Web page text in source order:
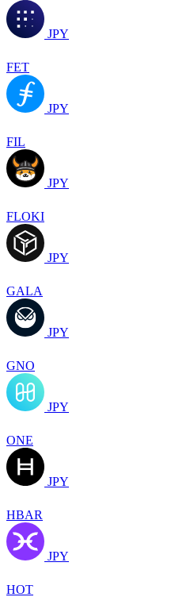
JPY
FET
JPY
FIL
JPY
FLOKI
JPY
GALA
JPY
GNO
JPY
ONE
JPY
HBAR
JPY
HOT